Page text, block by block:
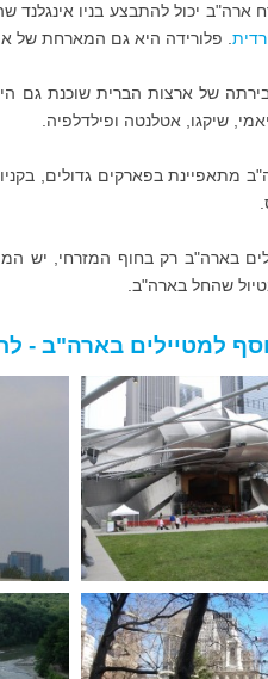
ארה"ב יכול להתבצע בניו
. פלורידה היא גם המארחת של
שיקגו, אטלנטה ופילדלפיה.
מתאפיינת בפארקים גדולים,
בארה"ב רק בחוף המזרחי, יש
שהחל בארה"ב.
למטיילים בארה"ב -
– הסמל של ארצות
נמל העיר ניו יורק
גשר
את